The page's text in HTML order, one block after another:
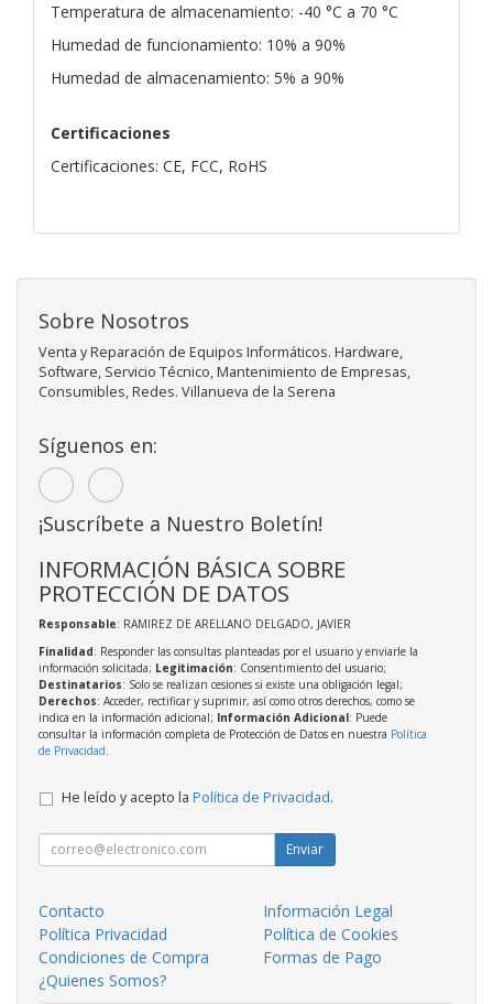
Temperatura de almacenamiento: -40 °C a 70 °C
Humedad de funcionamiento: 10% a 90%
Humedad de almacenamiento: 5% a 90%
Certificaciones
Certificaciones: CE, FCC, RoHS
Sobre Nosotros
Venta y Reparación de Equipos Informáticos. Hardware,
Software, Servicio Técnico, Mantenimiento de Empresas,
Consumibles, Redes. Villanueva de la Serena
Síguenos en:
¡Suscríbete a Nuestro Boletín!
INFORMACIÓN BÁSICA SOBRE
PROTECCIÓN DE DATOS
Responsable: RAMIREZ DE ARELLANO DELGADO, JAVIER
Finalidad: Responder las consultas planteadas por el usuario y enviarle la
información solicitada; Legitimación: Consentimiento del usuario;
Destinatarios: Solo se realizan cesiones si existe una obligación legal;
Derechos: Acceder, rectificar y suprimir, así como otros derechos, como se
indica en la información adicional; Información Adicional: Puede
consultar la información completa de Protección de Datos en nuestra Política
de Privacidad
He leído y acepto la Política de Privacidad.
Enviar
Contacto
Información Legal
Política Privacidad
Política de Cookies
Condiciones de Compra
Formas de Pago
¿Quienes Somos?